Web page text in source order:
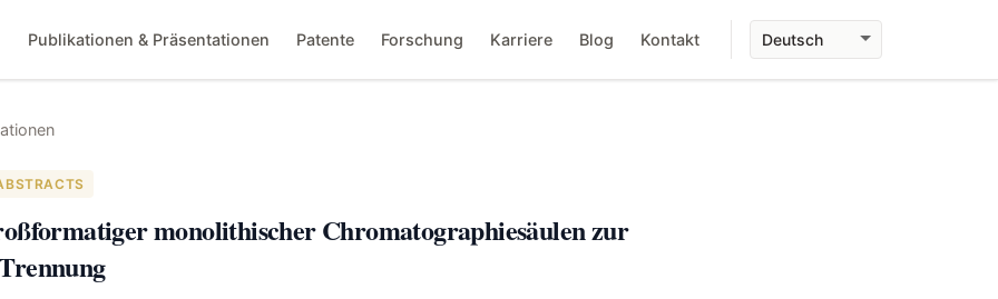
Publikationen & Präsentationen Patente Forschung Karriere Blog Kontakt
monolithischer Chromatographiesäulen zur